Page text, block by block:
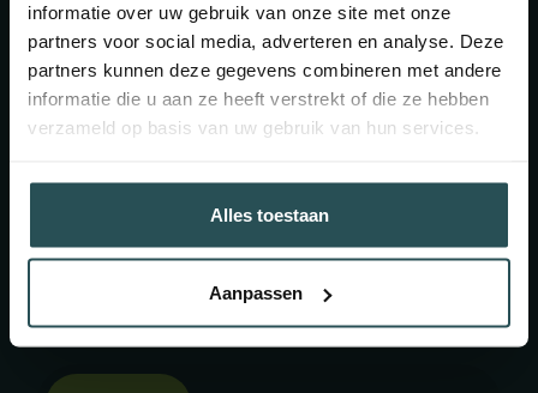
informatie over uw gebruik van onze site met onze
partners voor social media, adverteren en analyse. Deze
partners kunnen deze gegevens combineren met andere
informatie die u aan ze heeft verstrekt of die ze hebben
verzameld op basis van uw gebruik van hun services.
Alles toestaan
Aanpassen
Met 19 planken krijg je een subtiele textuur,
ideaal voor een evenwichtige look. Kies
voor 21 planken voor een robuustere
uitstraling en een sterke visuele impact. Ga
voor 23 planken als je maximale privacy en
de gewenste stijl en functionaliteit. Welke
uitstraling past bij jouw tuin? De keuze is